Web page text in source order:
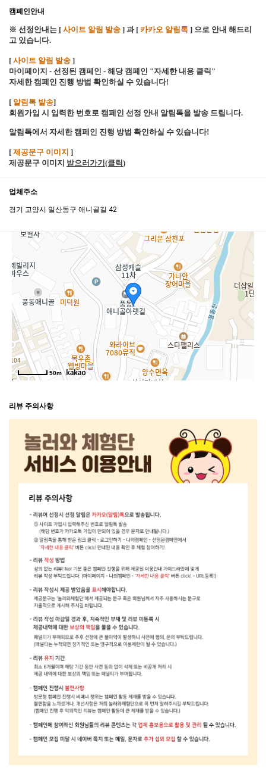
캠페인안내
※ 선정안내는 [ 사이트 알림 발송 ] 과 [ 카카오 알림톡 ] 으로 안내 해드리
고 있습니다.
[ 사이트 알림 발송 ]
마이페이지 - 선정된 캠페인 - 해당 캠페인 "자세한 내용 클릭"
자세한 캠페인 진행 방법 확인하실 수 있습니다!
[ 알림톡 발송]
회원가입 시 입력한 번호로 캠페인 선정 안내 알림톡을 발송 드립니다.
알림톡에서 자세한 캠페인 진행 방법 확인하실 수 있습니다!
[ 제공문구 이미지 ]
제공문구 이미지 받으러가기(클릭 )
업체주소
경기 고양시 일산동구 애니골길 42
50m
리뷰 주의사항